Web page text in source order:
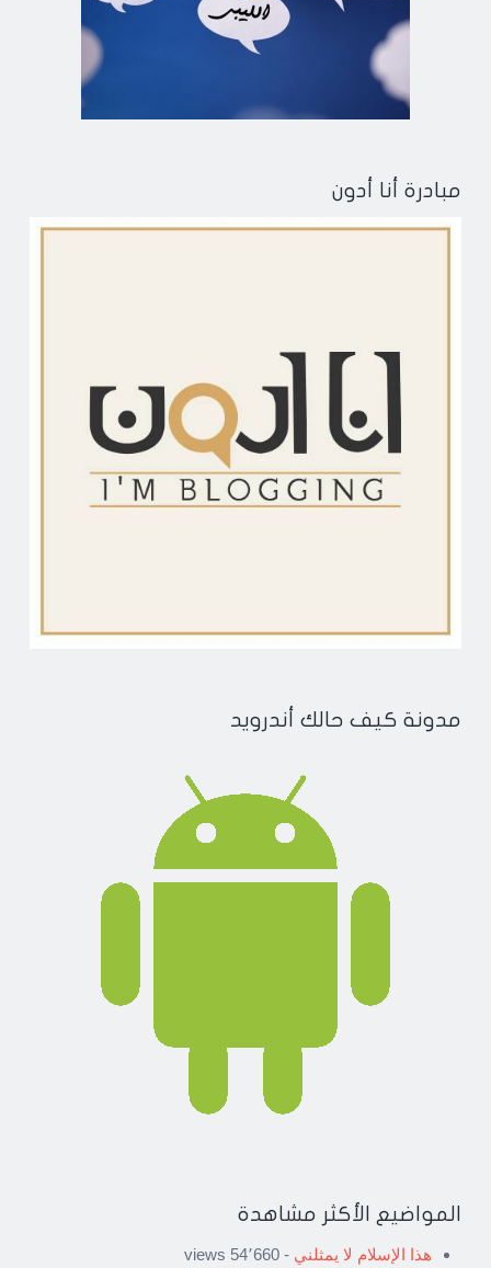
مبادرة أنا أدون
مدونة كيف حالك أندرويد
المواضيع الأكثر مشاهدة
هذا الإسلام لا يمثلني - 54٬660 views